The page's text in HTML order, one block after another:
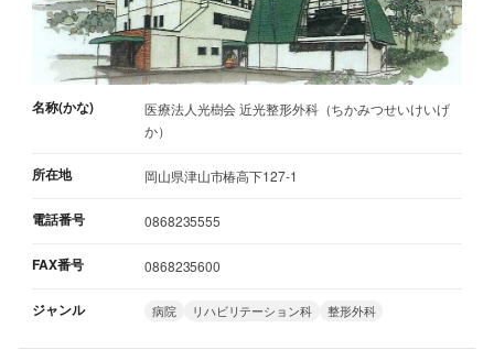
名称(かな)
医療法人光樹会 近光整形外科（ちかみつせいけいげ
か）
所在地 岡山県津山市椿高下127-1
電話番号 0868235555
FAX番号 0868235600
ジャンル 病院 リハビリテーション科 整形外科